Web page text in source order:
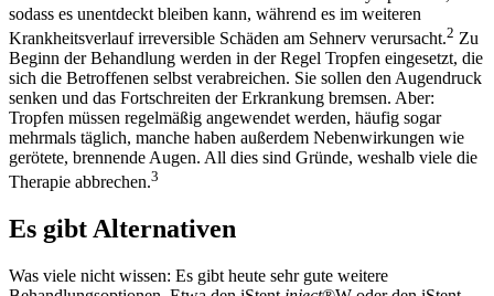
sodass es unentdeckt bleiben kann, während es im weiteren
Krankheitsverlauf irreversible Schäden am Sehnerv verursacht.2 Zu
Beginn der Behandlung werden in der Regel Tropfen eingesetzt, die
sich die Betroffenen selbst verabreichen. Sie sollen den Augendruck
senken und das Fortschreiten der Erkrankung bremsen. Aber:
Tropfen müssen regelmäßig angewendet werden, häufig sogar
mehrmals täglich, manche haben außerdem Nebenwirkungen wie
gerötete, brennende Augen. All dies sind Gründe, weshalb viele die
Therapie abbrechen.3
Es gibt Alternativen
Was viele nicht wissen: Es gibt heute sehr gute weitere